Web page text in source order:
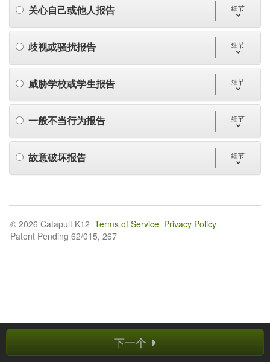
关心自己或他人报告 细节
歧视或骚扰报告 细节
威胁学校或学生报告 细节
一般不当行为报告 细节
故意破坏报告 细节
下一个
© 2026 Catapult K12 Terms of Service Privacy Policy
Patent Pending 62/015, 267